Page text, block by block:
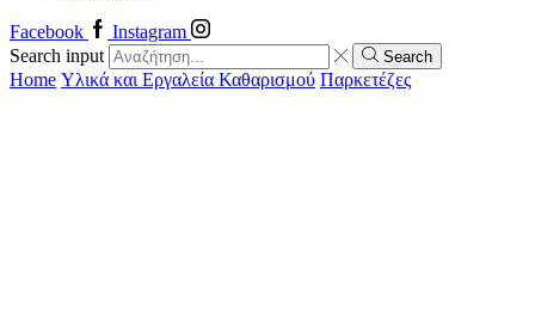
Facebook
Instagram
Search input
Search
Home Υλικά και Εργαλεία Καθαρισμού Παρκετέζες